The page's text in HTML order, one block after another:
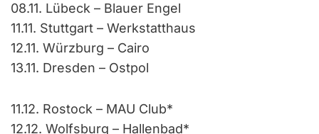
08.11. Lübeck – Blauer Engel
11.11. Stuttgart – Werkstatthaus
12.11. Würzburg – Cairo
13.11. Dresden – Ostpol
11.12. Rostock – MAU Club*
12.12. Wolfsburg – Hallenbad*